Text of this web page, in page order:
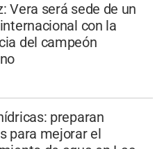
Vera será sede de un
con la
del campeón
preparan
para mejorar el